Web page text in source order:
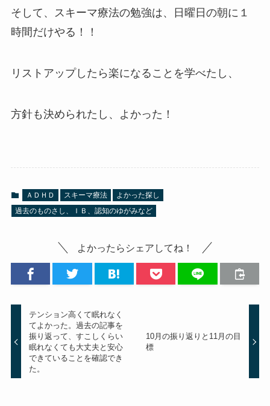
そして、スキーマ療法の勉強は、日曜日の朝に１
時間だけやる！！
リストアップしたら楽になることを学べたし、
方針も決められたし、よかった！
ＡＤＨＤ スキーマ療法
よかった探し
過去のものさし、ＩＢ、認知のゆがみなど
よかったらシェアしてね！
テンション高くて眠れなく
てよかった。過去の記事を
振り返って、すこしくらい
眠れなくても大丈夫と安心
できていることを確認でき
た。
10月の振り返りと11月の目
標